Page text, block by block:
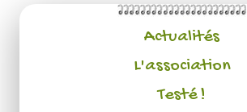
Actualités
L'association
Testé !